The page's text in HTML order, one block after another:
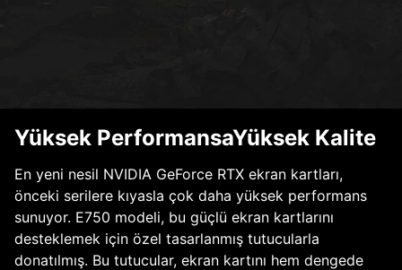
Yüksek PerformansaYüksek Kalite
En yeni nesil NVIDIA GeForce RTX ekran kartları,
önceki serilere kıyasla çok daha yüksek performans
sunuyor. E750 modeli, bu güçlü ekran kartlarını
desteklemek için özel tasarlanmış tutucularla
donatılmış. Bu tutucular, ekran kartını hem dengede